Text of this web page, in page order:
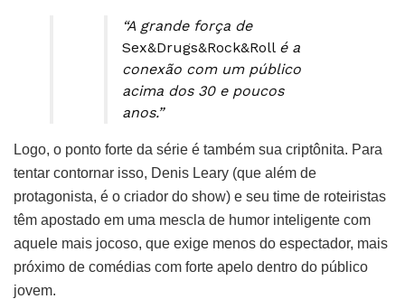
“A grande força de
Sex&Drugs&Rock&Roll é a
conexão com um público
acima dos 30 e poucos
anos.”
Logo, o ponto forte da série é também sua criptônita. Para
tentar contornar isso, Denis Leary (que além de
protagonista, é o criador do show) e seu time de roteiristas
têm apostado em uma mescla de humor inteligente com
aquele mais jocoso, que exige menos do espectador, mais
próximo de comédias com forte apelo dentro do público
jovem.